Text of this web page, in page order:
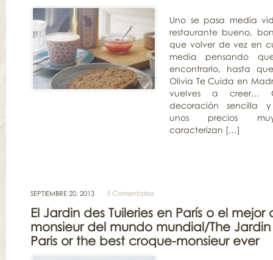
Uno se pasa media
restaurante bueno,
que volver de vez en
media pensando
encontrarlo, hasta
Olivia Te Cuida en
vuelves a creer…
decoración sencilla
unos precios
caracterizan […]
SEPTIEMBRE 20, 2013 5 Comentarios
El Jardin des Tuileries en París o el mejor
monsieur del mundo mundial/The Jardin
Paris or the best croque-monsieur ever